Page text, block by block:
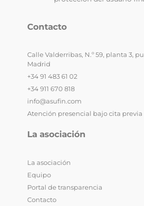
Contacto
Calle Valderribas, N.º 59, planta 3,
Madrid
+34 91 483 61 02
+34 911 670 818
info@asufin.com
Atención presencial bajo cita previa
La asociación
La asociación
Equipo
Portal de transparencia
Contacto